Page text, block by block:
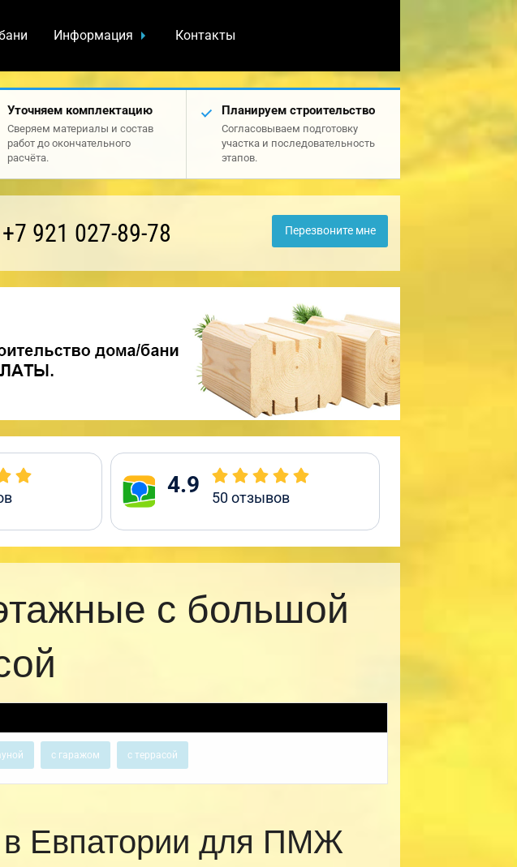
Информация Контакты
Уточняем комплектацию
Сверяем материалы и состав
работ до окончательного
расчёта.
Планируем строительство
Согласовываем подготовку
участка и последовательность
этапов.
+7 921 027-89-78 Перезвоните мне
4.9 50отзывов
с большой
с гаражом с террасой
Евпатории для ПМЖ